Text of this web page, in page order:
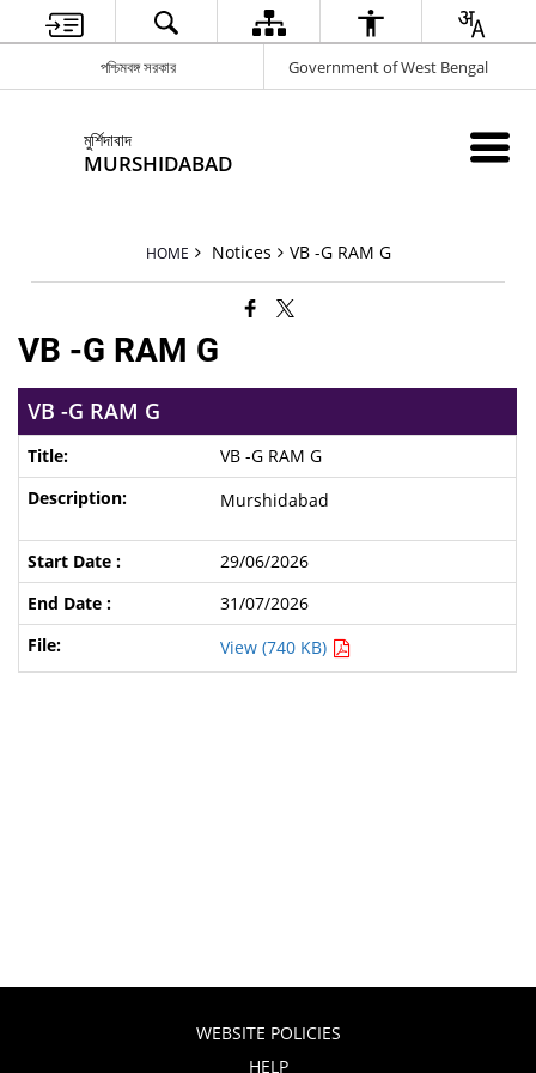
পশ্চিমবঙ্গ সরকার Government of West Bengal
মুর্শিদাবাদ
MURSHIDABAD
HOME Notices VB -G RAM G
VB -G RAM G
VB -G RAM G
VB -G RAM G
Murshidabad
29/06/2026
31/07/2026
View (740 KB)
WEBSITE POLICIES
HELP